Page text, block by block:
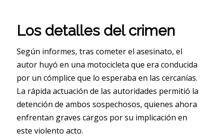
Los detalles del crimen
Según informes, tras cometer el asesinato, el
autor huyó en una motocicleta que era conducida
por un cómplice que lo esperaba en las cercanías.
La rápida actuación de las autoridades permitió la
detención de ambos sospechosos, quienes ahora
enfrentan graves cargos por su implicación en
este violento acto.